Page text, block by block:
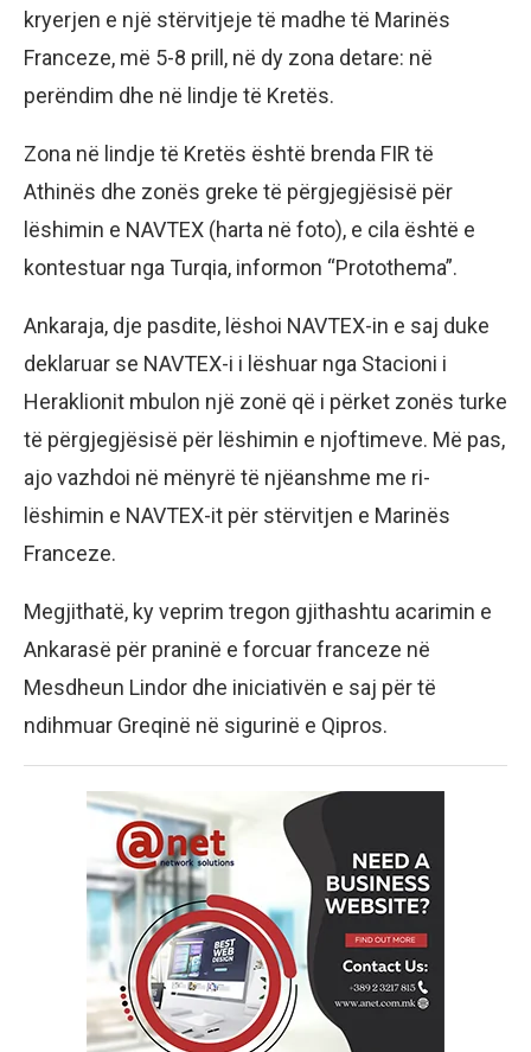
kryerjen e një stërvitjeje të madhe të Marinës
Franceze, më 5-8 prill, në dy zona detare: në
perëndim dhe në lindje të Kretës.
Zona në lindje të Kretës është brenda FIR të
Athinës dhe zonës greke të përgjegjësisë për
lëshimin e NAVTEX (harta në foto), e cila është e
kontestuar nga Turqia, informon “Protothema”.
Ankaraja, dje pasdite, lëshoi ​​NAVTEX-in e saj duke
deklaruar se NAVTEX-i i lëshuar nga Stacioni i
Heraklionit mbulon një zonë që i përket zonës turke
të përgjegjësisë për lëshimin e njoftimeve. Më pas,
ajo vazhdoi në mënyrë të njëanshme me ri-
lëshimin e NAVTEX-it për stërvitjen e Marinës
Franceze.
Megjithatë, ky veprim tregon gjithashtu acarimin e
Ankarasë për praninë e forcuar franceze në
Mesdheun Lindor dhe iniciativën e saj për të
ndihmuar Greqinë në sigurinë e Qipros.